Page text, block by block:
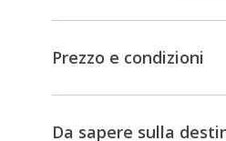
Prezzo e condizioni
Da sapere sulla